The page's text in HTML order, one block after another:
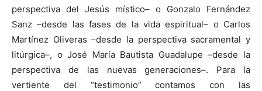
perspectiva del Jesús místico– o Gonzalo Fernández
Sanz –desde las fases de la vida espiritual– o Carlos
Martínez Oliveras –desde la perspectiva sacramental y
litúrgica–, o José María Bautista Guadalupe –desde la
perspectiva de las nuevas generaciones–. Para la
vertiente del “testimonio” contamos con las